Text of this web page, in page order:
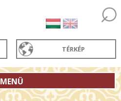
TÉRKÉP
MENÜ